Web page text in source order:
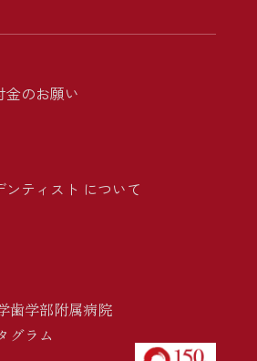
のお願い
ティスト について
歯学部附属病院
グラム